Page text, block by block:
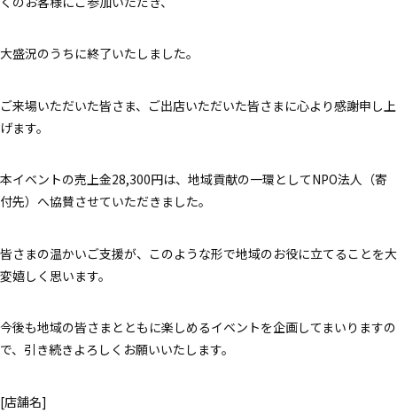
大盛況のうちに終了いたしました。
ご来場いただいた皆さま、ご出店いただいた皆さまに心より感謝申し上
げます。
本イベントの売上金28,300円は、地域貢献の一環としてNPO法人（寄
付先）へ協賛させていただきました。
皆さまの温かいご支援が、このような形で地域のお役に立てることを大
変嬉しく思います。
今後も地域の皆さまとともに楽しめるイベントを企画してまいりますの
で、引き続きよろしくお願いいたします。
[店舗名]